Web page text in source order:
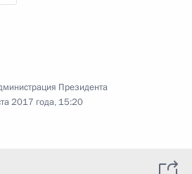
Президента
2017 года, 15:20